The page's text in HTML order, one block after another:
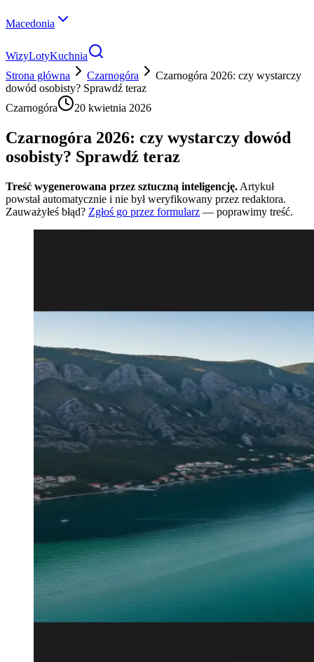
Macedonia
WizyLotyKuchnia
Strona główna
Czarnogóra
Czarnogóra 2026: czy wystarczy
dowód osobisty? Sprawdź teraz
Czarnogóra
20 kwietnia 2026
Czarnogóra 2026: czy wystarczy dowód
osobisty? Sprawdź teraz
Treść wygenerowana przez sztuczną inteligencję. Artykuł
powstał automatycznie i nie był weryfikowany przez redaktora.
Zauważyłeś błąd? Zgłoś go przez formularz — poprawimy treść.